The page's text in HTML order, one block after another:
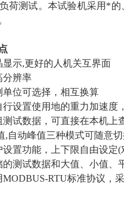
荷测试。本试验机采用*
显示,更好的人机关互界面
分辨率
单位可选择，相互换算
行设置使用地的重力加速度
测试数据，可直接在本机上
,自动峰值三种模式可随意切
设置功能，上下限自由设
的测试数据和大值、小值、
MODBUS-RTU标准协议，